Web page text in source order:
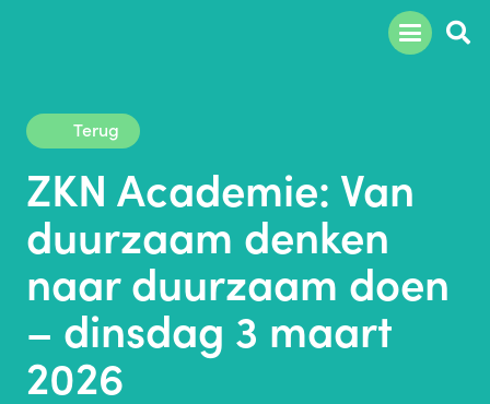
Terug
ZKN Academie: Van
duurzaam denken
naar duurzaam doen
– dinsdag 3 maart
2026